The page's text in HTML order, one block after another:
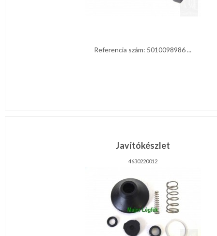
Referencia szám: 5010098986 ...
Javítókészlet
4630220012